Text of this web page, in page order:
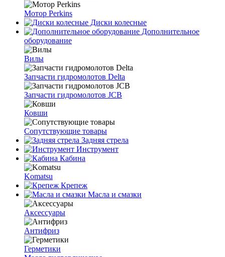
Мотор Perkins
Диски колесные
Дополнительное
оборудование
Вилы
Запчасти гидромолотов Delta
Запчасти гидромолотов JCB
Ковши
Сопутствующие товары
Задняя стрела
Инструмент
Кабина
Komatsu
Крепеж
Масла и смазки
Аксессуары
Антифриз
Герметики